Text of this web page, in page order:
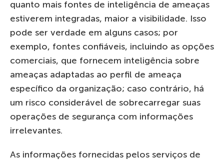
quanto mais fontes de inteligência de ameaças
estiverem integradas, maior a visibilidade. Isso
pode ser verdade em alguns casos; por
exemplo, fontes confiáveis, incluindo as opções
comerciais, que fornecem inteligência sobre
ameaças adaptadas ao perfil de ameaça
específico da organização; caso contrário, há
um risco considerável de sobrecarregar suas
operações de segurança com informações
irrelevantes.
As informações fornecidas pelos serviços de